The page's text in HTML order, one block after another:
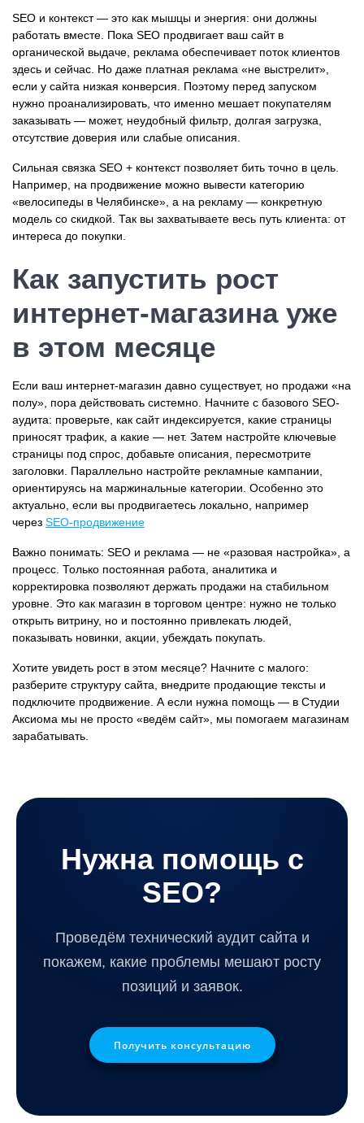
SEO и контекст — это как мышцы и энергия: они должны
работать вместе. Пока SEO продвигает ваш сайт в
органической выдаче, реклама обеспечивает поток клиентов
здесь и сейчас. Но даже платная реклама «не выстрелит»,
если у сайта низкая конверсия. Поэтому перед запуском
нужно проанализировать, что именно мешает покупателям
заказывать — может, неудобный фильтр, долгая загрузка,
отсутствие доверия или слабые описания.
Сильная связка SEO + контекст позволяет бить точно в цель.
Например, на продвижение можно вывести категорию
«велосипеды в Челябинске», а на рекламу — конкретную
модель со скидкой. Так вы захватываете весь путь клиента: от
интереса до покупки.
Как запустить рост
интернет-магазина уже
в этом месяце
Если ваш интернет-магазин давно существует, но продажи «на
полу», пора действовать системно. Начните с базового SEO-
аудита: проверьте, как сайт индексируется, какие страницы
приносят трафик, а какие — нет. Затем настройте ключевые
страницы под спрос, добавьте описания, пересмотрите
заголовки. Параллельно настройте рекламные кампании,
ориентируясь на маржинальные категории. Особенно это
актуально, если вы продвигаетесь локально, например
через SEO-продвижение
Важно понимать: SEO и реклама — не «разовая настройка», а
процесс. Только постоянная работа, аналитика и
корректировка позволяют держать продажи на стабильном
уровне. Это как магазин в торговом центре: нужно не только
открыть витрину, но и постоянно привлекать людей,
показывать новинки, акции, убеждать покупать.
Хотите увидеть рост в этом месяце? Начните с малого:
разберите структуру сайта, внедрите продающие тексты и
подключите продвижение. А если нужна помощь — в Студии
Аксиома мы не просто «ведём сайт», мы помогаем магазинам
зарабатывать.
Нужна помощь с
SEO?
Проведём технический аудит сайта и
покажем, какие проблемы мешают росту
позиций и заявок.
Получить консультацию